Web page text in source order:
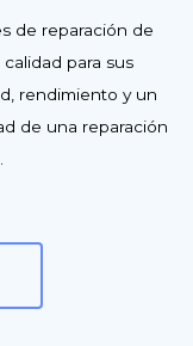
de reparación de
para sus
rendimiento y un
de una reparación